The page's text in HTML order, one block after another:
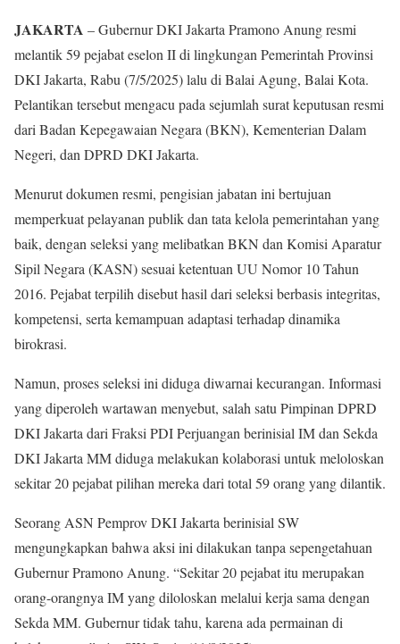
JAKARTA – Gubernur DKI Jakarta Pramono Anung resmi
melantik 59 pejabat eselon II di lingkungan Pemerintah Provinsi
DKI Jakarta, Rabu (7/5/2025) lalu di Balai Agung, Balai Kota.
Pelantikan tersebut mengacu pada sejumlah surat keputusan resmi
dari Badan Kepegawaian Negara (BKN), Kementerian Dalam
Negeri, dan DPRD DKI Jakarta.
Menurut dokumen resmi, pengisian jabatan ini bertujuan
memperkuat pelayanan publik dan tata kelola pemerintahan yang
baik, dengan seleksi yang melibatkan BKN dan Komisi Aparatur
Sipil Negara (KASN) sesuai ketentuan UU Nomor 10 Tahun
2016. Pejabat terpilih disebut hasil dari seleksi berbasis integritas,
kompetensi, serta kemampuan adaptasi terhadap dinamika
birokrasi.
Namun, proses seleksi ini diduga diwarnai kecurangan. Informasi
yang diperoleh wartawan menyebut, salah satu Pimpinan DPRD
DKI Jakarta dari Fraksi PDI Perjuangan berinisial IM dan Sekda
DKI Jakarta MM diduga melakukan kolaborasi untuk meloloskan
sekitar 20 pejabat pilihan mereka dari total 59 orang yang dilantik.
Seorang ASN Pemprov DKI Jakarta berinisial SW
mengungkapkan bahwa aksi ini dilakukan tanpa sepengetahuan
Gubernur Pramono Anung. “Sekitar 20 pejabat itu merupakan
orang-orangnya IM yang diloloskan melalui kerja sama dengan
Sekda MM. Gubernur tidak tahu, karena ada permainan di